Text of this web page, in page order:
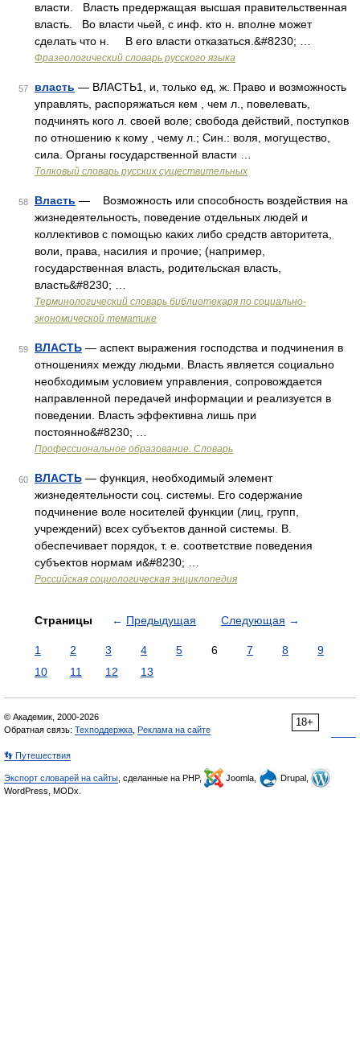
власти. Власть предержащая высшая правительственная
власть. Во власти чьей, с инф. кто н. вполне может
сделать что н. В его власти отказаться.&#8230; …
Фразеологический словарь русского языка
57 власть — ВЛАСТЬ1, и, только ед, ж. Право и возможность
управлять, распоряжаться кем , чем л., повелевать,
подчинять кого л. своей воле; свобода действий, поступков
по отношению к кому , чему л.; Син.: воля, могущество,
сила. Органы государственной власти …
Толковый словарь русских существительных
58 Власть — Возможность или способность воздействия на
жизнедеятельность, поведение отдельных людей и
коллективов с помощью каких либо средств авторитета,
воли, права, насилия и прочие; (например,
государственная власть, родительская власть,
власть&#8230; …
Терминологический словарь библиотекаря по социально-
экономической тематике
59 ВЛАСТЬ — аспект выражения господства и подчинения в
отношениях между людьми. Власть является социально
необходимым условием управления, сопровождается
направленной передачей информации и реализуется в
поведении. Власть эффективна лишь при
постоянно&#8230; …
Профессиональное образование. Словарь
60 ВЛАСТЬ — функция, необходимый элемент
жизнедеятельности соц. системы. Его содержание
подчинение воле носителей функции (лиц, групп,
учреждений) всех субъектов данной системы. В.
обеспечивает порядок, т. е. соответствие поведения
субъектов нормам и&#8230; …
Российская социологическая энциклопедия
Страницы ← Предыдущая Следующая →
1 2 3 4 5 6 7 8
9
10
11 12 13
18+
© Академик, 2000-2026
Обратная связь: Техподдержка Реклама на сайте
👣 Путешествия
Экспорт словарей на сайты , сделанные на PHP, Joomla,
Drupal,
WordPress, MODx.